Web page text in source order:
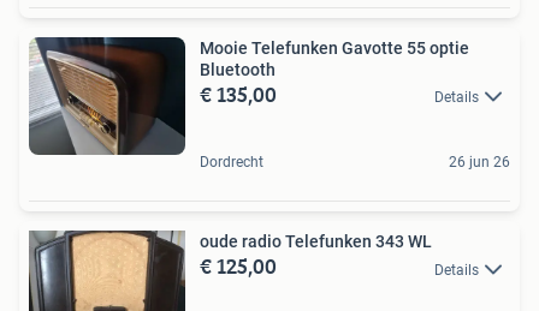
Mooie Telefunken Gavotte 55 optie
Bluetooth
€ 135,00 Details
Dordrecht 26 jun 26
oude radio Telefunken 343 WL
€ 125,00 Details